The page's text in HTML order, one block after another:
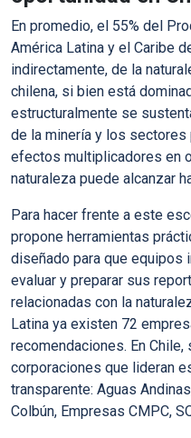
En promedio, el 55% del
América Latina y el Caribe
indirectamente, de la
chilena, si bien está
estructuralmente se
de la minería y los
efectos multiplicadores en
naturaleza puede alcanzar
Para hacer frente a este
propone herramientas
diseñado para que equipos
evaluar y preparar sus
relacionadas con la
Latina ya existen 72
recomendaciones. En
corporaciones que lideran
transparente: Aguas
Colbún, Empresas CMPC,